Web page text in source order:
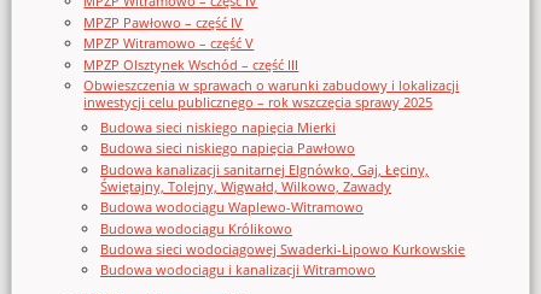
MPZP Pawłowo – część IV
MPZP Witramowo – część V
MPZP Olsztynek Wschód – część III
Obwieszczenia w sprawach o warunki zabudowy i lokalizacji
inwestycji celu publicznego – rok wszczęcia sprawy 2025
Budowa sieci niskiego napięcia Mierki
Budowa sieci niskiego napięcia Pawłowo
Budowa kanalizacji sanitarnej Elgnówko, Gaj, Łęciny,
Świętajny, Tolejny, Wigwałd, Wilkowo, Zawady
Budowa wodociągu Waplewo-Witramowo
Budowa wodociągu Królikowo
Budowa sieci wodociągowej Swaderki-Lipowo Kurkowskie
Budowa wodociągu i kanalizacji Witramowo